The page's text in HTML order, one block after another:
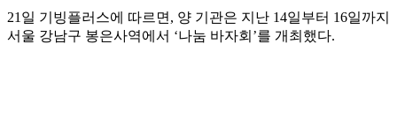
21일 기빙플러스에 따르면, 양 기관은 지난 14일부터 16일까지
서울 강남구 봉은사역에서 ‘나눔 바자회’를 개최했다.